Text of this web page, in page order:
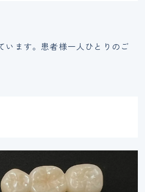
います。患者様一人ひとりのご